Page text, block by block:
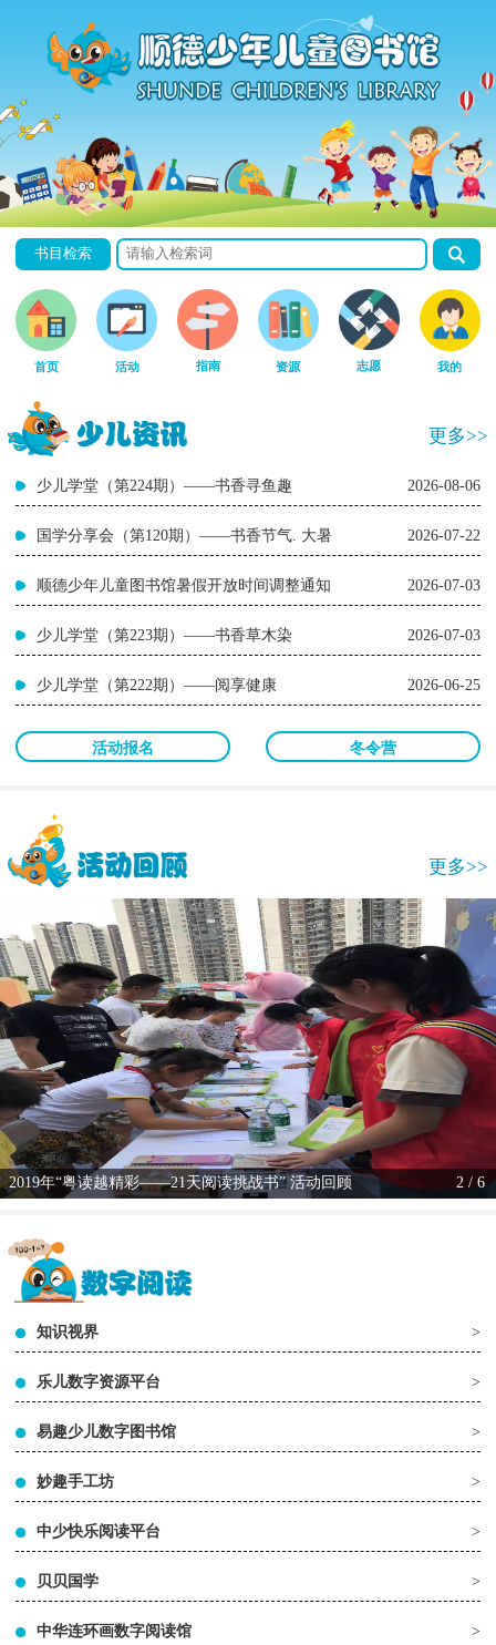
书目检索
首页 活动 指南 资源 志愿 我的
更多>>
少儿学堂（第224期）——书香寻鱼趣 2026-08-06
国学分享会（第120期）——书香节气. 大暑 2026-07-22
顺德少年儿童图书馆暑假开放时间调整通知 2026-07-03
少儿学堂（第223期）——书香草木染 2026-07-03
少儿学堂（第222期）——阅享健康 2026-06-25
活动报名 冬令营
更多>>
2019年“粤读越精彩——21天阅读挑战书” 活动回顾 2 / 6
知识视界 >
乐儿数字资源平台 >
易趣少儿数字图书馆 >
妙趣手工坊 >
中少快乐阅读平台 >
贝贝国学 >
中华连环画数字阅读馆 >